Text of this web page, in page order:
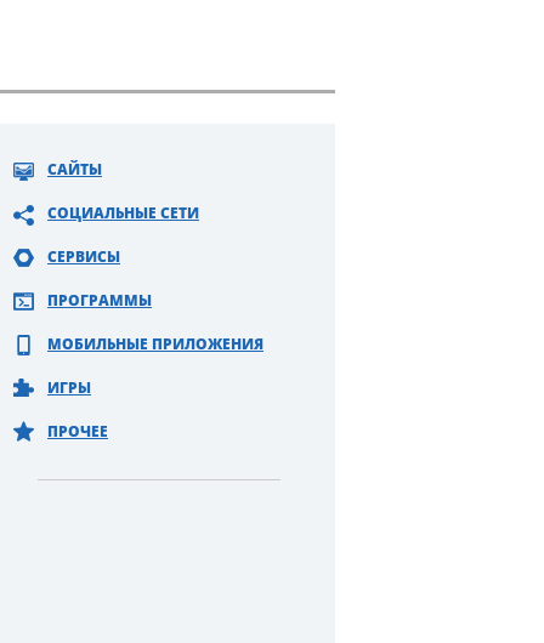
САЙТЫ
СОЦИАЛЬНЫЕ СЕТИ
СЕРВИСЫ
ПРОГРАММЫ
МОБИЛЬНЫЕ ПРИЛОЖЕНИЯ
ИГРЫ
ПРОЧЕЕ